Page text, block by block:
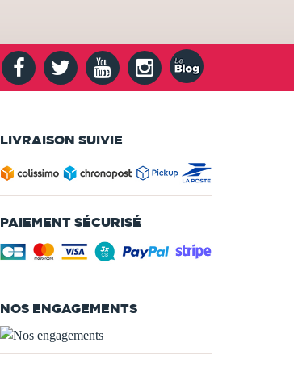
LIVRAISON SUIVIE
PAIEMENT SÉCURISÉ
NOS ENGAGEMENTS